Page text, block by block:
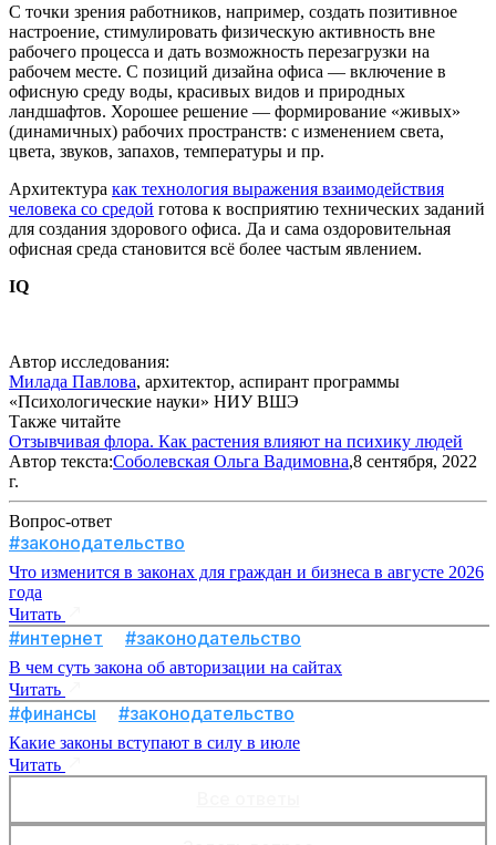
С точки зрения работников, например, создать позитивное
настроение, стимулировать физическую активность вне
рабочего процесса и дать возможность перезагрузки на
рабочем месте. С позиций дизайна офиса — включение в
офисную среду воды, красивых видов и природных
ландшафтов. Хорошее решение — формирование «живых»
(динамичных) рабочих пространств: с изменением света,
цвета, звуков, запахов, температуры и пр.
Архитектура как технология выражения взаимодействия
человека со средой готова к восприятию технических заданий
для создания здорового офиса. Да и сама оздоровительная
офисная среда становится всё более частым явлением.
IQ
Автор исследования:
Милада Павлова, архитектор, аспирант программы
«Психологические науки» НИУ ВШЭ
Также читайте
Отзывчивая флора. Как растения влияют на психику людей
Автор текста:Соболевская Ольга Вадимовна,8 сентября, 2022
г.
Вопрос-ответ
#законодательство
Что изменится в законах для граждан и бизнеса в августе 2026
года
Читать
#интернет #законодательство
В чем суть закона об авторизации на сайтах
Читать
#финансы #законодательство
Какие законы вступают в силу в июле
Читать